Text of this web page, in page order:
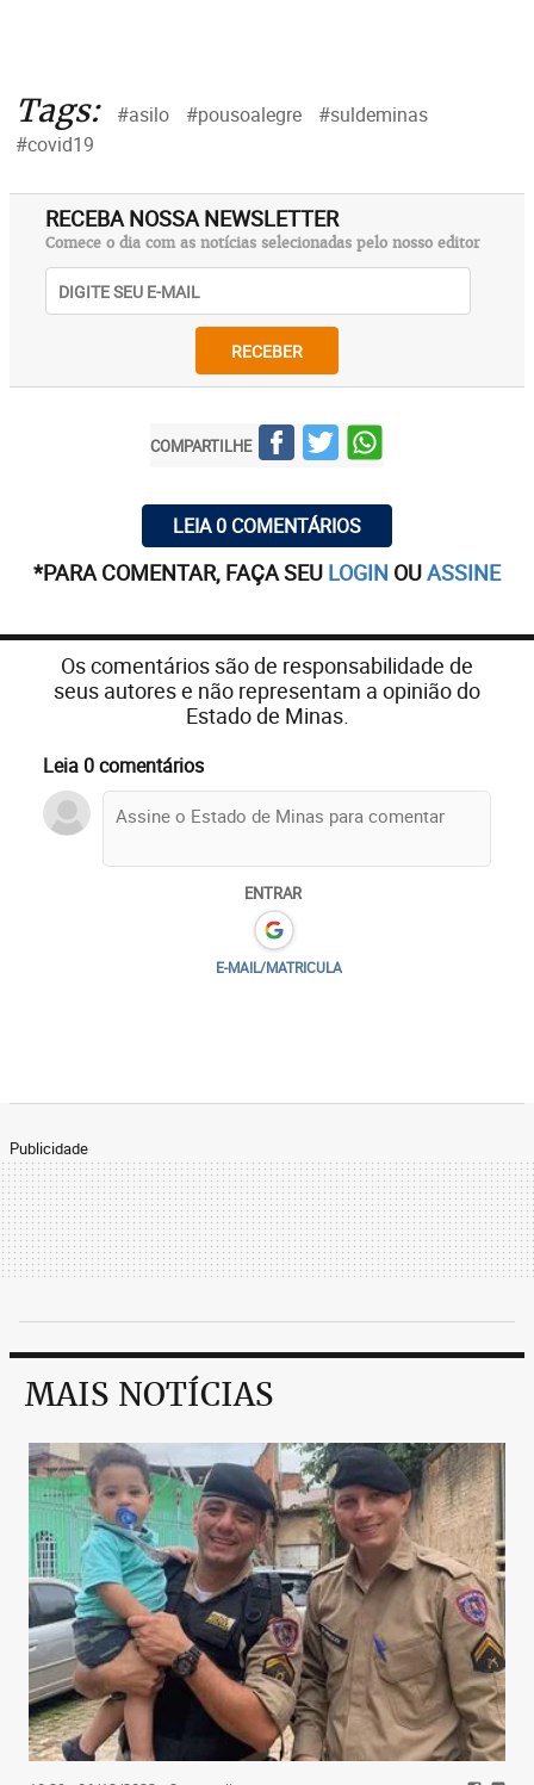
Tags: #asilo #pousoalegre
#suldeminas
#covid19
RECEBA NOSSA NEWSLETTER
Comece o dia com as notícias selecionadas pelo nosso editor
RECEBER
COMPARTILHE
LEIA 0 COMENTÁRIOS
*PARA COMENTAR, FAÇA SEU LOGIN OUASSINE
Os comentários são de responsabilidade de
seus autores e não representam a opinião do
Estado de Minas.
Leia 0 comentários
ENTRAR
E-MAIL/MATRICULA
Publicidade
MAIS NOTÍCIAS